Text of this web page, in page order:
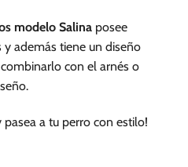
modelo Salina posee
además tiene un diseño
con el arnés o
a tu perro con estilo!